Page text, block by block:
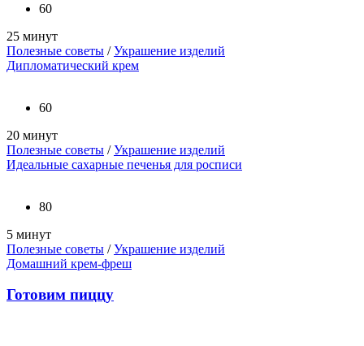
60
25 минут
Полезные советы /Украшение изделий
Дипломатический крем
60
20 минут
Полезные советы /Украшение изделий
Идеальные сахарные печенья для росписи
80
5 минут
Полезные советы /Украшение изделий
Домашний крем-фреш
Готовим пиццу